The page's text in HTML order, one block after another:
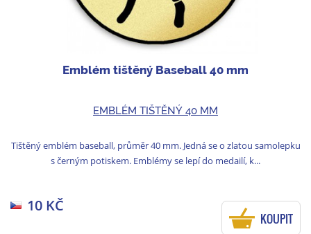
Emblém tištěný Baseball 40 mm
EMBLÉM TIŠTĚNÝ 40 MM
Tištěný emblém baseball, průměr 40 mm. Jedná se o zlatou samolepku
s černým potiskem. Emblémy se lepí do medailí, k...
10 KČ
KOUPIT